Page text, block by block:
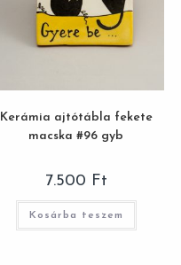
Kerámia ajtótábla fekete
macska #96 gyb
7.500 Ft
Kosárba teszem